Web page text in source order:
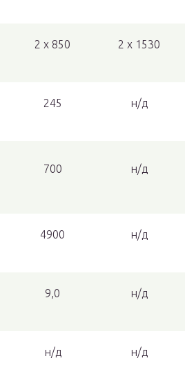
2 x 850 2 x 1530
245 н/д
700 н/д
4900 н/д
9,0 н/д
н/д н/д